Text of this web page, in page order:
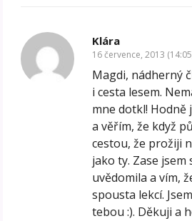
Klára
16 července, 2013
Magdi, nádherný
i cesta lesem.
mne dotkl! Hodně
a věřím, že když
cestou, že prožiji
jako ty. Zase
uvědomila a vím,
spousta lekcí.
tebou :). Děkuji a